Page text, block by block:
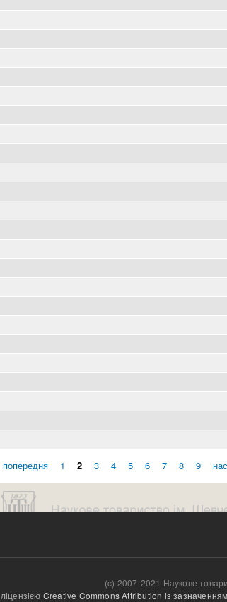
попередня 1 2 3 4 5 6 7 8 9
(c) 2007-2021 Наукове
Creative Commons Attribution із